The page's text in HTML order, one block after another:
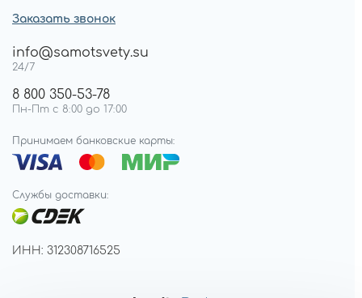
Заказать звонок
info@samotsvety.su
24/7
8 800 350-53-78
Пн-Пт с 8:00 до 17:00
Принимаем банковские карты:
Службы доставки:
ИНН: 312308716525